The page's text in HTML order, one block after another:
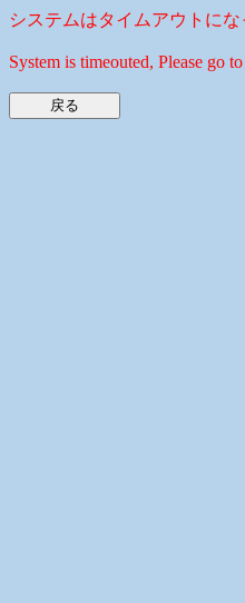
システムはタイムアウトに
System is timeouted, Please go